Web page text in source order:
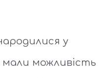
у
мали можливість